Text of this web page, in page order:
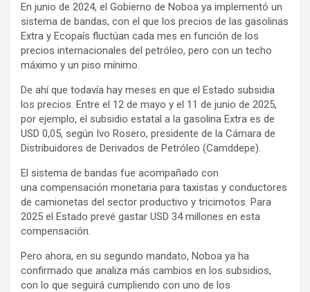
En junio de 2024, el Gobierno de Noboa ya implementó un
sistema de bandas, con el que los precios de las gasolinas
Extra y Ecopaís fluctúan cada mes en función de los
precios internacionales del petróleo, pero con un techo
máximo y un piso mínimo.
De ahí que todavía hay meses en que el Estado subsidia
los precios. Entre el 12 de mayo y el 11 de junio de 2025,
por ejemplo, el subsidio estatal a la gasolina Extra es de
USD 0,05, según Ivo Rosero, presidente de la Cámara de
Distribuidores de Derivados de Petróleo (Camddepe).
El sistema de bandas fue acompañado con
una compensación monetaria para taxistas y conductores
de camionetas del sector productivo y tricimotos. Para
2025 el Estado prevé gastar USD 34 millones en esta
compensación.
Pero ahora, en su segundo mandato, Noboa ya ha
confirmado que analiza más cambios en los subsidios,
con lo que seguirá cumpliendo con uno de los